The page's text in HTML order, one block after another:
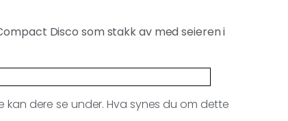
Disco som stakk av med seieren i
dere se under. Hva synes du om dette